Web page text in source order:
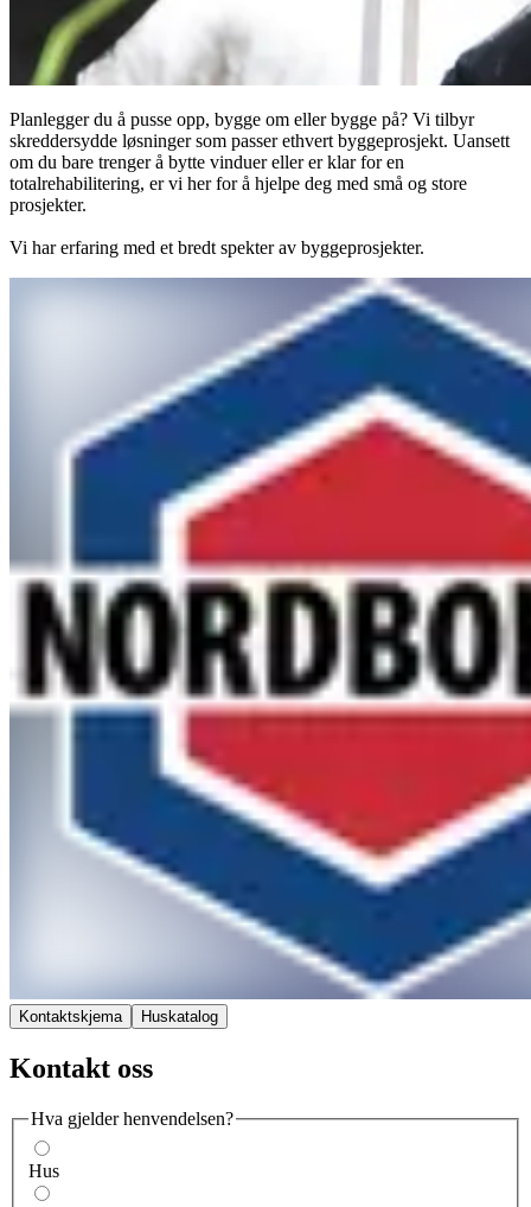
Planlegger du å pusse opp, bygge om eller bygge på? Vi tilbyr
skreddersydde løsninger som passer ethvert byggeprosjekt. Uansett
om du bare trenger å bytte vinduer eller er klar for en
totalrehabilitering, er vi her for å hjelpe deg med små og store
prosjekter.
Vi har erfaring med et bredt spekter av byggeprosjekter.
Kontaktskjema Huskatalog
Kontakt oss
Hva gjelder henvendelsen?
Hus